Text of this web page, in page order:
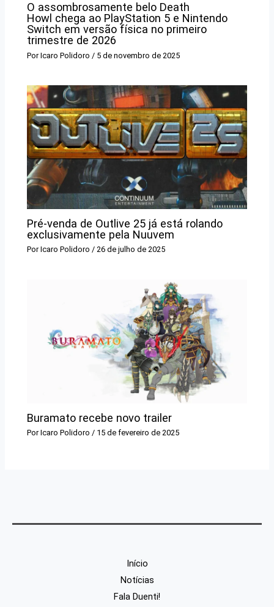
O assombrosamente belo Death
Howl chega ao PlayStation 5 e Nintendo
Switch em versão física no primeiro
trimestre de 2026
PorIcaro Polidoro / 5 de novembro de 2025
Pré-venda de Outlive 25 já está rolando
exclusivamente pela Nuuvem
PorIcaro Polidoro/26 de julho de 2025
Buramato recebe novo trailer
PorIcaro Polidoro / 15 de fevereiro de 2025
Início
Notícias
Fala Duenti!